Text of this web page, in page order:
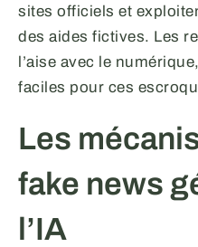
sites officiels et
des aides fictives. Les
l’aise avec le
faciles pour ces
Les
fake news
l’IA